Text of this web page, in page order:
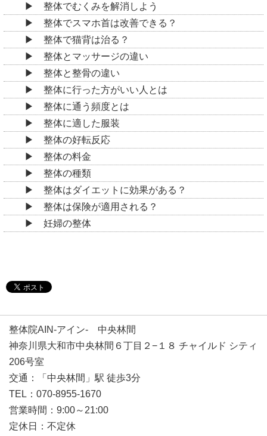
整体でむくみを解消しよう
整体でスマホ首は改善できる？
整体で猫背は治る？
整体とマッサージの違い
整体と整骨の違い
整体に行った方がいい人とは
整体に通う頻度とは
整体に適した服装
整体の好転反応
整体の料金
整体の種類
整体はダイエットに効果がある？
整体は保険が適用される？
妊婦の整体
整体院AIN-アイン- 中央林間
神奈川県大和市中央林間６丁目２−１８ チャイルド シティ
206号室
交通：「中央林間」駅 徒歩3分
TEL：070-8955-1670
営業時間：9:00～21:00
定休日：不定休